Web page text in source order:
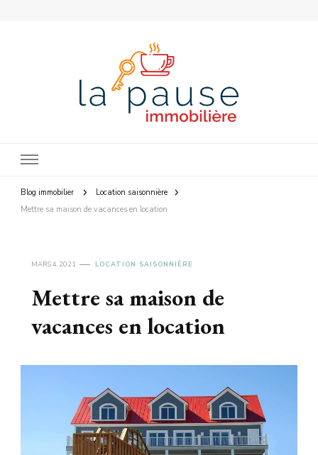
Blog immobilier
Location saisonnière
Mettre sa maison de vacances en location
MARS 4, 2021 LOCATION SAISONNIÈRE
Mettre sa maison de
vacances en location